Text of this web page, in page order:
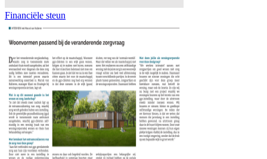
Financiële steun